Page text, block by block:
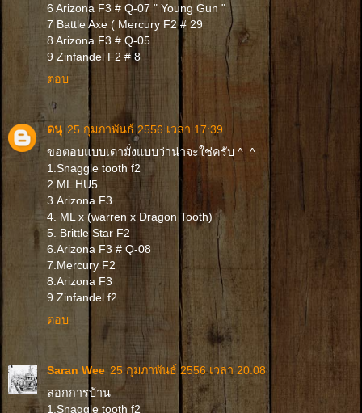
6 Arizona F3 # Q-07 " Young Gun "
7 Battle Axe ( Mercury F2 # 29
8 Arizona F3 # Q-05
9 Zinfandel F2 # 8
ตอบ
ดนุ 25 กุมภาพันธ์ 2556 เวลา 17:39
ขอตอบแบบเดามั่งแบบว่าน่าจะใช่ครับ ^_^
1.Snaggle tooth f2
2.ML HU5
3.Arizona F3
4. ML x (warren x Dragon Tooth)
5. Brittle Star F2
6.Arizona F3 # Q-08
7.Mercury F2
8.Arizona F3
9.Zinfandel f2
ตอบ
Saran Wee 25 กุมภาพันธ์ 2556 เวลา 20:08
ลอกการบ้าน
1.Snaggle tooth f2